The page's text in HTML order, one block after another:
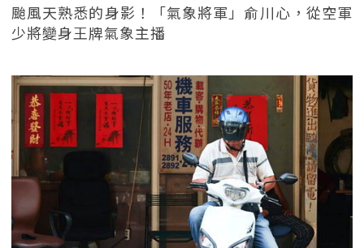
颱風天熟悉的身影！「氣象將軍」俞川心，從空軍
少將變身王牌氣象主播